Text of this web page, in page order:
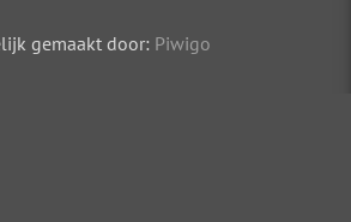
gemaakt door: Piwigo